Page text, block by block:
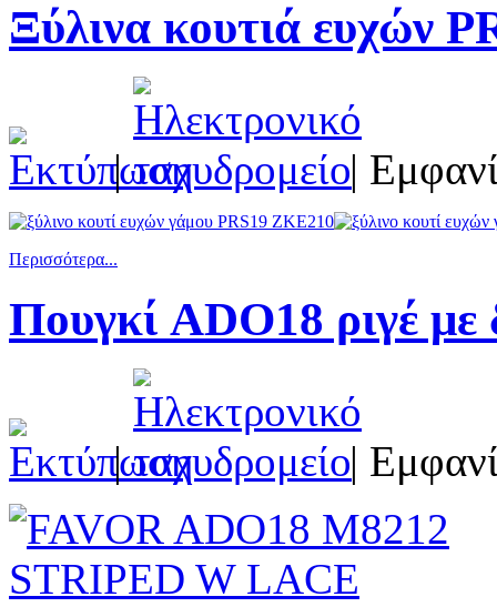
Ξύλινα κουτιά ευχών
| |
Περισσότερα...
Πουγκί ADO18 ριγέ με
| |